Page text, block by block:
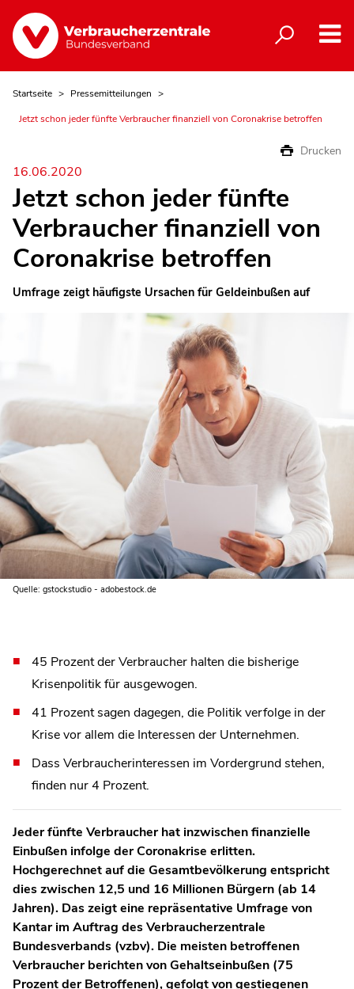
Startseite
Pressemitteilungen
Jetzt schon jeder fünfte Verbraucher finanziell von Coronakrise betroffen
Drucken
16.06.2020
Jetzt schon jeder fünfte
Verbraucher finanziell von
Coronakrise betroffen
Umfrage zeigt häufigste Ursachen für Geldeinbußen auf
Quelle: gstockstudio - adobestock.de
45 Prozent der Verbraucher halten die bisherige
Krisenpolitik für ausgewogen.
41 Prozent sagen dagegen, die Politik verfolge in der
Krise vor allem die Interessen der Unternehmen.
Dass Verbraucherinteressen im Vordergrund stehen,
finden nur 4 Prozent.
Jeder fünfte Verbraucher hat inzwischen finanzielle
Einbußen infolge der Coronakrise erlitten.
Hochgerechnet auf die Gesamtbevölkerung entspricht
dies zwischen 12,5 und 16 Millionen Bürgern (ab 14
Jahren). Das zeigt eine repräsentative Umfrage von
Kantar im Auftrag des Verbraucherzentrale
Bundesverbands (vzbv). Die meisten betroffenen
Verbraucher berichten von Gehaltseinbußen (75
Prozent der Betroffenen), gefolgt von gestiegenen